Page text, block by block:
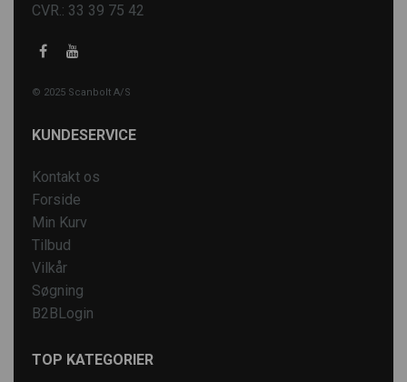
CVR.: 33 39 75 42
© 2025 Scanbolt A/S
KUNDESERVICE
Kontakt os
Forside
Min Kurv
Tilbud
Vilkår
Søgning
B2BLogin
TOP KATEGORIER